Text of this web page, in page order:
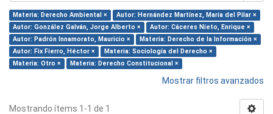
Materia: Derecho Ambiental ×
Autor: Hernández Martínez, María del Pilar ×
Autor: González Galván, Jorge Alberto ×
Autor: Cáceres Nieto, Enrique ×
Autor: Padrón Innamorato, Mauricio ×
Materia: Derecho de la Información ×
Autor: Fix Fierro, Héctor ×
Materia: Sociología del Derecho ×
Materia: Otro ×
Materia: Derecho Constitucional ×
Mostrar filtros avanzados
Mostrando ítems 1-1 de 1